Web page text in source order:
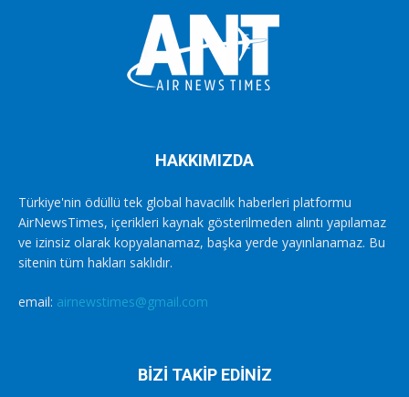
HAKKIMIZDA
Türkiye'nin ödüllü tek global havacılık haberleri platformu
AirNewsTimes, içerikleri kaynak gösterilmeden alıntı yapılamaz
ve izinsiz olarak kopyalanamaz, başka yerde yayınlanamaz. Bu
sitenin tüm hakları saklıdır.
email: airnewstimes@gmail.com
BİZİ TAKİP EDİNİZ